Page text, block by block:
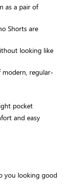
as a pair of
Shorts are
looking like
modern, regular-
pocket
and easy
you looking good